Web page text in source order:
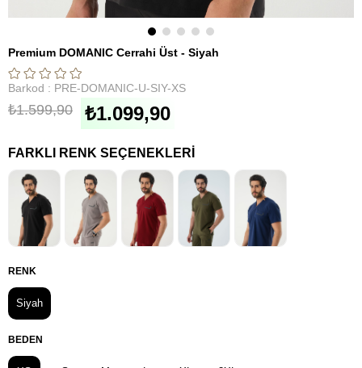
Premium DOMANIC Cerrahi Üst - Siyah
Barkod : PRE-DOMANIC-U-SIY-XS
₺1.599,90 ₺1.099,90
FARKLI RENK SEÇENEKLERI
RENK
Siyah
BEDEN